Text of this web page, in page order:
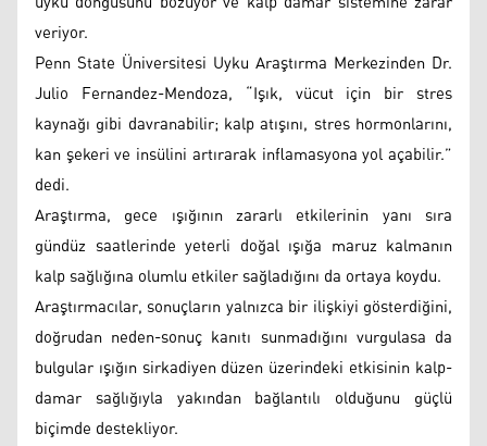
veriyor.
Penn State Üniversitesi Uyku Araştırma Merkezinden Dr.
Julio Fernandez-Mendoza, “Işık, vücut için bir stres
kaynağı gibi davranabilir; kalp atışını, stres hormonlarını,
kan şekeri ve insülini artırarak inflamasyona yol açabilir.”
dedi.
Araştırma, gece ışığının zararlı etkilerinin yanı sıra
gündüz saatlerinde yeterli doğal ışığa maruz kalmanın
kalp sağlığına olumlu etkiler sağladığını da ortaya koydu.
Araştırmacılar, sonuçların yalnızca bir ilişkiyi gösterdiğini,
doğrudan neden-sonuç kanıtı sunmadığını vurgulasa da
bulgular ışığın sirkadiyen düzen üzerindeki etkisinin kalp-
damar sağlığıyla yakından bağlantılı olduğunu güçlü
biçimde destekliyor.